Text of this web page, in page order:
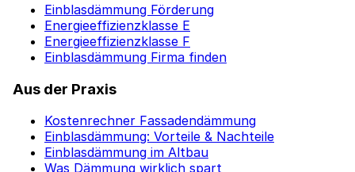
Einblasdämmung Förderung
Energieeffizienzklasse E
Energieeffizienzklasse F
Einblasdämmung Firma finden
Aus der Praxis
Kostenrechner Fassadendämmung
Einblasdämmung: Vorteile & Nachteile
Einblasdämmung im Altbau
Was Dämmung wirklich spart